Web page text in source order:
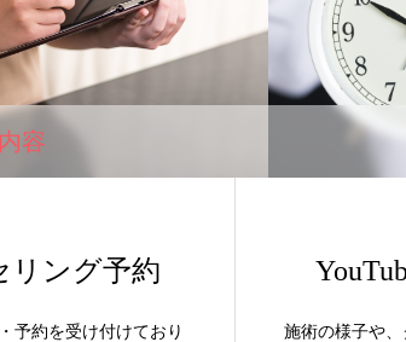
容
リング予約
予約を受け付けており
施術の様子や